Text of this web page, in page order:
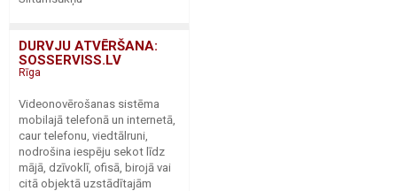
DURVJU ATVĒRŠANA:
SOSSERVISS.LV
Rīga
Videonovērošanas sistēma
mobilajā telefonā un internetā,
caur telefonu, viedtālruni,
nodrošina iespēju sekot līdz
mājā, dzīvoklī, ofisā, birojā vai
citā objektā uzstādītajām